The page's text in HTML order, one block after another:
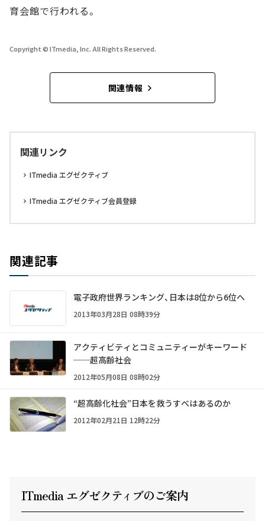
育会館で行われる。
Copyright © ITmedia, Inc. All Rights Reserved.
関連情報
関連リンク
ITmedia エグゼクティブ
ITmedia エグゼクティブ会員登録
関連記事
電子政府世界ランキング、日本は8位から6位へ
2013年03月28日 08時39分
アクティビティとコミュニティーがキーワード
──超高齢社会
2012年05月08日 08時02分
“超高齢化社会”日本を救うすべはあるのか
2012年02月21日 12時22分
ITmedia エグゼクティ ブのご案内